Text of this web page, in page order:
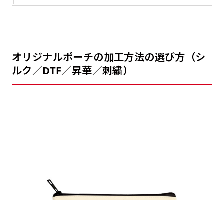
オリジナルポーチの加工方法の選び方（シ
ルク／DTF／昇華／刺繍）